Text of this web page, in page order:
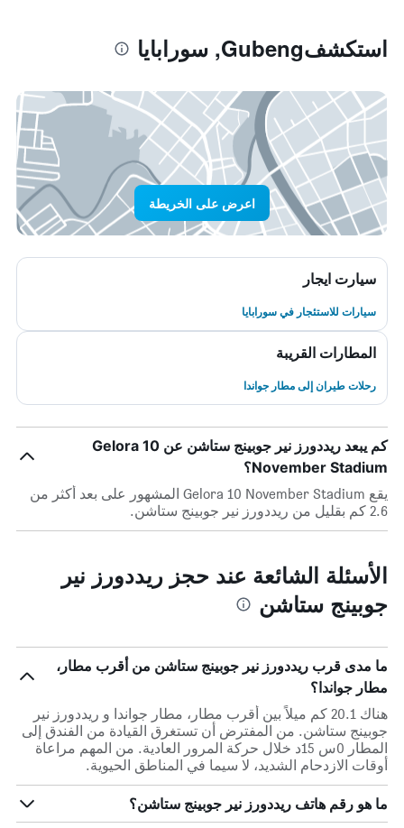
استكشفGubeng, سورابايا
اعرض على الخريطة
سيارت ايجار
سيارات للاستئجار في سورابايا
المطارات القريبة
رحلات طيران إلى مطار جواندا
كم يبعد ريددورز نير جوبينج ستاشن عن Gelora 10
November Stadium؟
يقع Gelora 10 November Stadium المشهور على بعد أكثر من
2.6 كم بقليل من ريددورز نير جوبينج ستاشن.
الأسئلة الشائعة عند حجز ريددورز نير
جوبينج ستاشن
ما مدى قرب ريددورز نير جوبينج ستاشن من أقرب مطار،
مطار جواندا؟
هناك 20.1 كم ميلاً بين أقرب مطار، مطار جواندا و ريددورز نير
جوبينج ستاشن. من المفترض أن تستغرق القيادة من الفندق إلى
المطار 0س 15د خلال حركة المرور العادية. من المهم مراعاة
أوقات الازدحام الشديد، لا سيما في المناطق الحيوية.
ما هو رقم هاتف ريددورز نير جوبينج ستاشن؟